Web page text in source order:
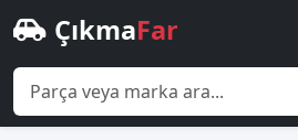
ÇıkmaFar